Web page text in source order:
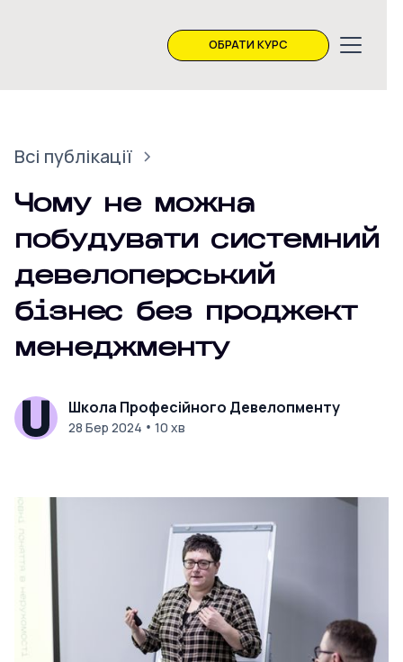
ОБРАТИ КУРС
Всі публікації
Чому не можна
побудувати системний
девелоперський
бізнес без проджект
менеджменту
Школа Професійного Девелопменту
28 Бер 2024 • 10 хв